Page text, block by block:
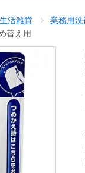
活雑貨 業務用洗
替え用